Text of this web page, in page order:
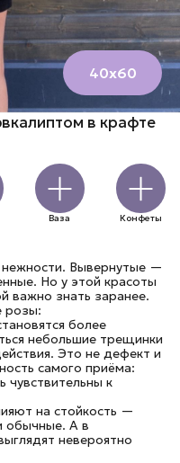
40х60
в крафте
Ваза Конфеты
Вывернутые —
Но у этой красоты
важно знать заранее.
розы:
более
небольшие трещинки
Это не дефект и
самого приёма:
чувствительны к
на стойкость —
обычные. А в
невероятно